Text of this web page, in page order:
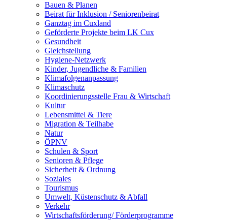
Bauen & Planen
Beirat für Inklusion / Seniorenbeirat
Ganztag im Cuxland
Geförderte Projekte beim LK Cux
Gesundheit
Gleichstellung
Hygiene-Netzwerk
Kinder, Jugendliche & Familien
Klimafolgenanpassung
Klimaschutz
Koordinierungsstelle Frau & Wirtschaft
Kultur
Lebensmittel & Tiere
Migration & Teilhabe
Natur
ÖPNV
Schulen & Sport
Senioren & Pflege
Sicherheit & Ordnung
Soziales
Tourismus
Umwelt, Küstenschutz & Abfall
Verkehr
Wirtschaftsförderung/ Förderprogramme